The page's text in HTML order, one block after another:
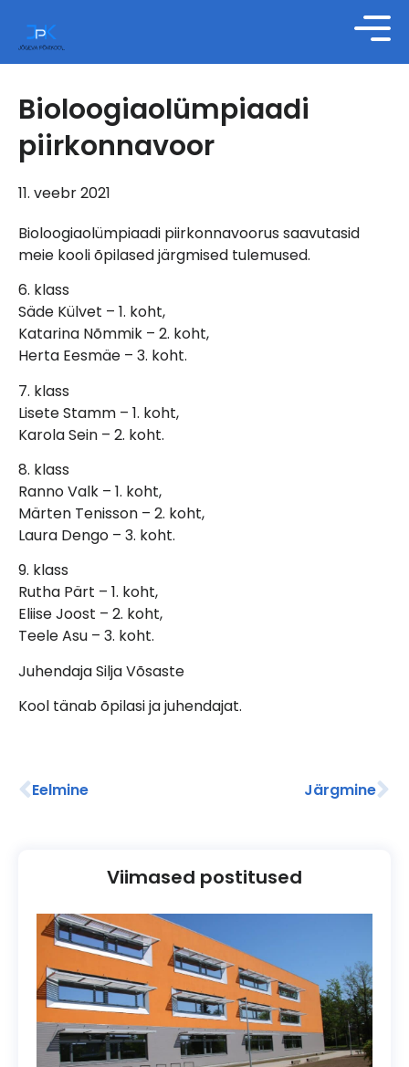
Bioloogiaolümpiaadi
piirkonnavoor
11. veebr 2021
Bioloogiaolümpiaadi piirkonnavoorus saavutasid
meie kooli õpilased järgmised tulemused.
6. klass
Säde Külvet – 1. koht,
Katarina Nõmmik – 2. koht,
Herta Eesmäe – 3. koht.
7. klass
Lisete Stamm – 1. koht,
Karola Sein – 2. koht.
8. klass
Ranno Valk – 1. koht,
Märten Tenisson – 2. koht,
Laura Dengo – 3. koht.
9. klass
Rutha Pärt – 1. koht,
Eliise Joost – 2. koht,
Teele Asu – 3. koht.
Juhendaja Silja Võsaste
Kool tänab õpilasi ja juhendajat.
Eelmine Järgmine
Viimased postitused